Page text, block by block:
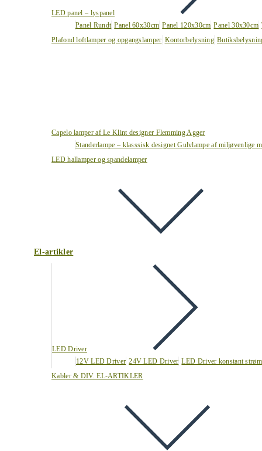
LED panel – lyspanel
Panel Rundt Panel 60x30cm Panel 120x30cm Panel 30x30cm
Plafond loftlamper og opgangslamper Kontorbelysning
Capelo lamper af Le Klint designer Flemming Agger
Standerlampe – klasssisk designet Gulvlampe af miljøvenlige
LED hallamper og spandelamper
El-artikler
LED Driver
12V LED Driver 24V LED Driver LED Driver konstant strøm
Kabler & DIV. EL-ARTIKLER